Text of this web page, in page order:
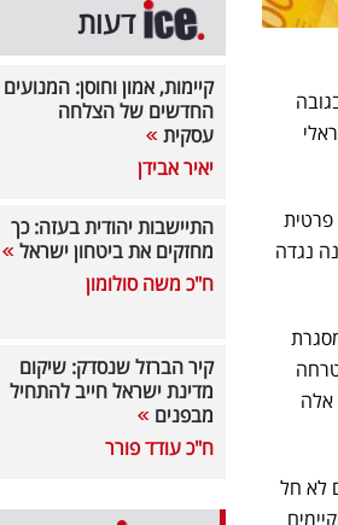
פרטית
נגדה
אלה
לא חל
דעות
קיימות, אמון וחוסן: המנועים
החדשים של הצלחה
עסקית
יאיר אבידן
התיישבות יהודית בעזה: כך
מחזקים את ביטחון ישראל
ח"כ משה סולומון
קיר הברזל שנסדק: שיקום
מדינת ישראל חייב להתחיל
מבפנים
ח"כ עודד פורר